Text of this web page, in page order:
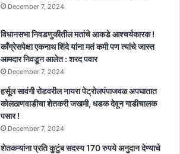
December 7, 2024
विधानसभा निवडणुकीतील मतांचे आकडे आश्चर्यकारक !
काँग्रेसपेक्षा एकनाथ शिंदे यांना मतं कमी पण त्यांचे जास्त
आमदार निवडून आलेत : शरद पवार
December 7, 2024
हर्सूल सावंगी रोडवरील नायरा पेट्रोलपंपाजवळ अपघातात
कोलठाणवाडीचा शेतकरी जखमी, धडक देवून गाडीचालक
पसार !
December 7, 2024
शेतकऱ्यांना प्रति कुटुंब सदस्य 170 रुपये अनुदान देण्याचे